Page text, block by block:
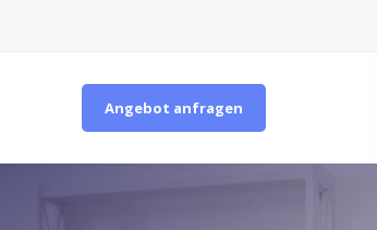
Angebot anfragen